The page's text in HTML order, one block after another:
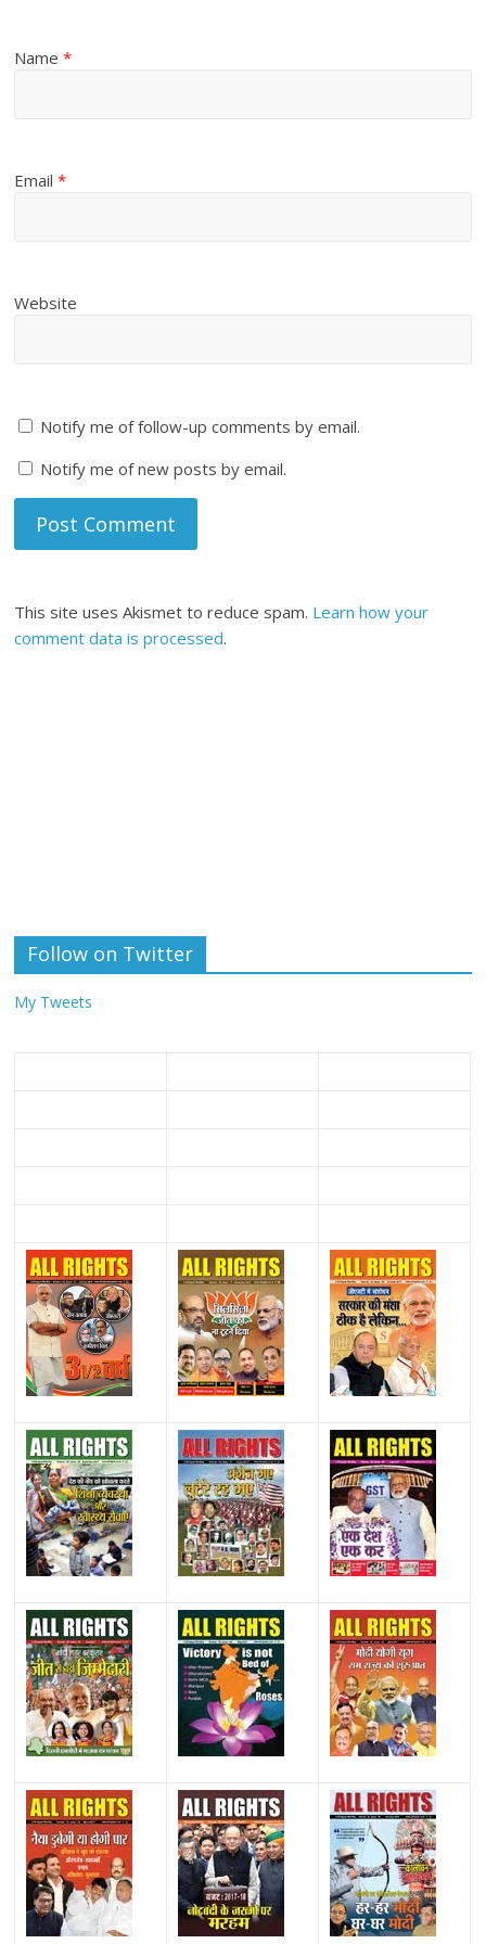
Name*
Email*
Website
Notify me of follow-up comments by email.
Notify me of new posts by email.
This site uses Akismet to reduce spam. Learn how your
comment data is processed.
Follow on Twitter
My Tweets